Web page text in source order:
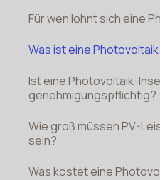
Für wen lohnt sich eine
Was ist eine
Ist eine Photovoltaik-
genehmigungspflichtig?
Wie groß müssen PV-
sein?
Was kostet eine